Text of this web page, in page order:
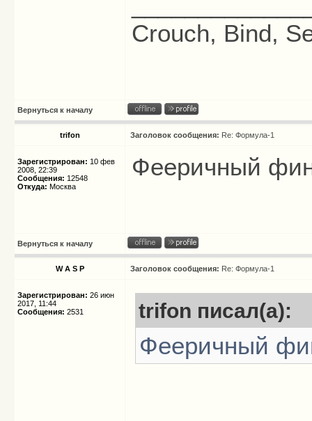
Crouch, Bind,
Вернуться к началу
trifon Заголовок сообщения: Re: Формула-1
Зарегистрирован: 10 фев
2008, 22:39
Сообщения: 12548
Откуда: Москва
Фееричный
Вернуться к началу
W A S P Заголовок сообщения: Re: Формула-1
Зарегистрирован: 26 июн
2017, 11:44
Сообщения: 2531 trifon писал(а):
Фееричный